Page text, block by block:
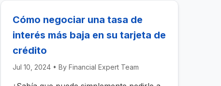
Cómo negociar una tasa de
interés más baja en su tarjeta de
crédito
Jul 10, 2024 • By Financial Expert Team